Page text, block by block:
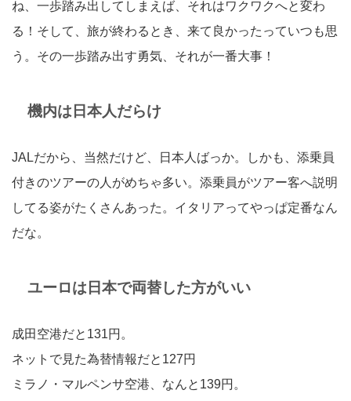
ね、一歩踏み出してしまえば、それはワクワクへと変わ
る！そして、旅が終わるとき、来て良かったっていつも思
う。その一歩踏み出す勇気、それが一番大事！
機内は日本人だらけ
JALだから、当然だけど、日本人ばっか。しかも、添乗員
付きのツアーの人がめちゃ多い。添乗員がツアー客へ説明
してる姿がたくさんあった。イタリアってやっぱ定番なん
だな。
ユーロは日本で両替した方がいい
成田空港だと131円。
ネットで見た為替情報だと127円
ミラノ・マルペンサ空港、なんと139円。